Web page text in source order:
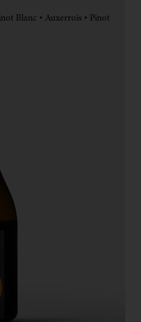
Blanc • Auxerrois • Pinot